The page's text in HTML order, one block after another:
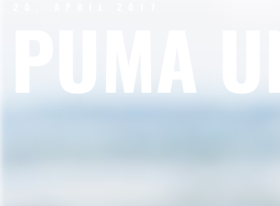
PUMA